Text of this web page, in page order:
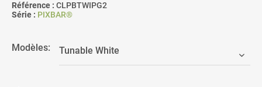
Référence : CLPBTWIPG2
Série : PIXBAR®
Modèles: